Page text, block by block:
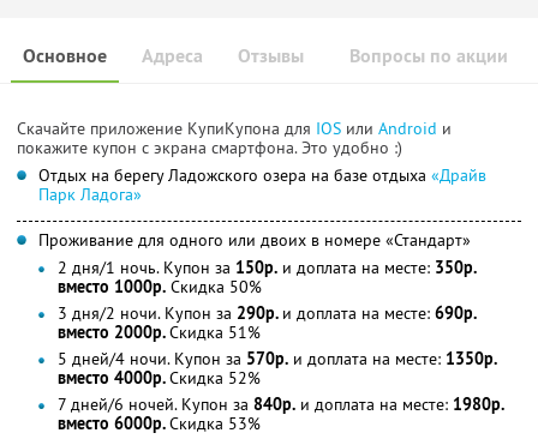
Основное Отзывы Вопросы по акции
Адреса
Скачайте приложение КупиКупона для IOS или Android и
покажите купон с экрана смартфона. Это удобно :)
Отдых на берегу Ладожского озера на базе отдыха «Драйв
Парк Ладога»
Проживание для одного или двоих в номере «Стандарт»
2 дня/1 ночь. Купон за 150р. и доплата на месте: 350р.
вместо 1000р. Скидка 50%
3 дня/2 ночи. Купон за 290р. и доплата на месте: 690р.
вместо 2000р.Скидка 51%
5 дней/4 ночи. Купон за 570р. и доплата на месте: 1350р.
вместо 4000р.Скидка 52%
7 дней/6 ночей. Купон за 840р. и доплата на месте: 1980р.
вместо 6000р.Скидка 53%